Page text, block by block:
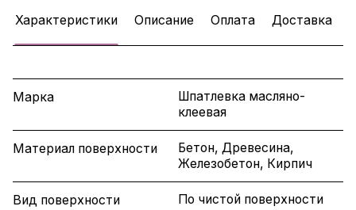
Характеристики Описание Оплата Доставка
Марка
Шпатлевка масляно-
клеевая
Материал поверхности
Бетон, Древесина,
Железобетон, Кирпич
Вид поверхности По чистой поверхности